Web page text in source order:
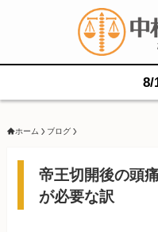
8/10（月）
ホーム ブログ
帝王切開後の頭
が必要な訳